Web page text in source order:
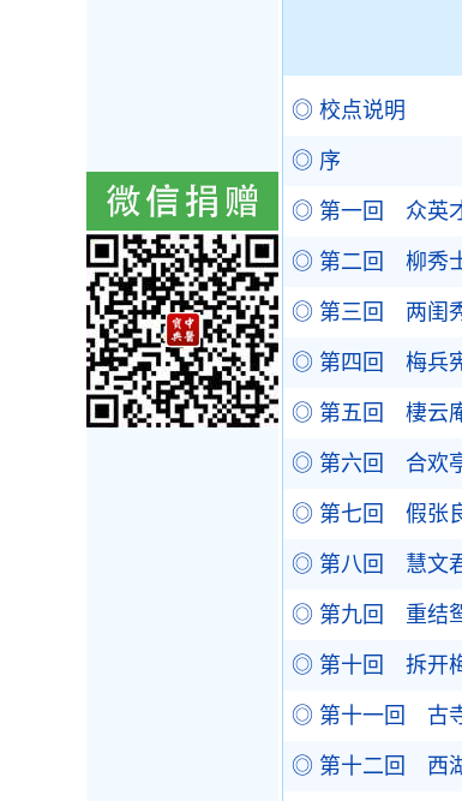
◎ 校点说明
◎ 序
◎ 第一回 众英
◎ 第二回 柳秀
◎ 第三回 两闺
◎ 第四回 梅兵
◎ 第五回 棲云
◎ 第六回 合欢
◎ 第七回 假张
◎ 第八回 慧文
◎ 第九回 重结
◎ 第十回 拆开
◎ 第十一回 古
◎ 第十二回 西